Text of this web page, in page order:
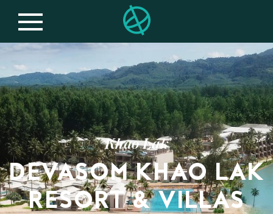
Khao Lak
DEVASOM KHAO LAK
RESORT & VILLAS